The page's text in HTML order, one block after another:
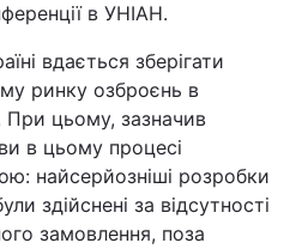
в УНІАН.
вдається зберігати
ринку озброєнь в
При цьому, зазначив
в цьому процесі
найсерйозніші розробки
здійснені за відсутності
замовлення, поза